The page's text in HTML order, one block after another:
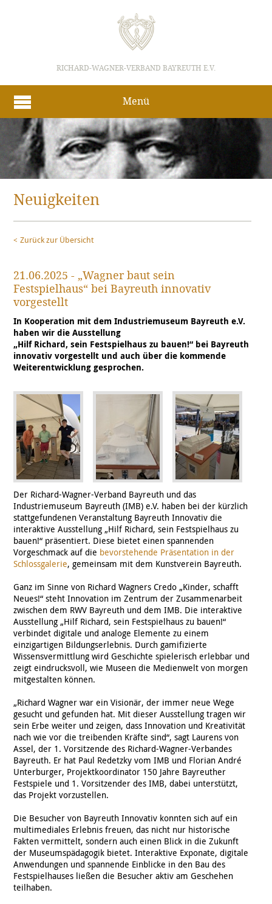
RICHARD-WAGNER-VERBAND BAYREUTH E.V.
Menü
Neuigkeiten
Zurück zur Übersicht
21.06.2025 - „Wagner baut sein
Festspielhaus“ bei Bayreuth innovativ
vorgestellt
In Kooperation mit dem Industriemuseum Bayreuth e.V.
haben wir die Ausstellung
„Hilf Richard, sein Festspielhaus zu bauen!“ bei Bayreuth
innovativ vorgestellt und auch über die kommende
Weiterentwicklung gesprochen.
Der Richard-Wagner-Verband Bayreuth und das
Industriemuseum Bayreuth (IMB) e.V. haben bei der kürzlich
stattgefundenen Veranstaltung Bayreuth Innovativ die
interaktive Ausstellung „Hilf Richard, sein Festspielhaus zu
bauen!“ präsentiert. Diese bietet einen spannenden
Vorgeschmack auf die bevorstehende Präsentation in der
Schlossgalerie, gemeinsam mit dem Kunstverein Bayreuth.
Ganz im Sinne von Richard Wagners Credo „Kinder, schafft
Neues!“ steht Innovation im Zentrum der Zusammenarbeit
zwischen dem RWV Bayreuth und dem IMB. Die interaktive
Ausstellung „Hilf Richard, sein Festspielhaus zu bauen!“
verbindet digitale und analoge Elemente zu einem
einzigartigen Bildungserlebnis. Durch gamifizierte
Wissensvermittlung wird Geschichte spielerisch erlebbar und
zeigt eindrucksvoll, wie Museen die Medienwelt von morgen
mitgestalten können.
„Richard Wagner war ein Visionär, der immer neue Wege
gesucht und gefunden hat. Mit dieser Ausstellung tragen wir
sein Erbe weiter und zeigen, dass Innovation und Kreativität
nach wie vor die treibenden Kräfte sind“, sagt Laurens von
Assel, der 1. Vorsitzende des Richard-Wagner-Verbandes
Bayreuth. Er hat Paul Redetzky vom IMB und Florian André
Unterburger, Projektkoordinator 150 Jahre Bayreuther
Festspiele und 1. Vorsitzender des IMB, dabei unterstützt,
das Projekt vorzustellen.
Die Besucher von Bayreuth Innovativ konnten sich auf ein
multimediales Erlebnis freuen, das nicht nur historische
Fakten vermittelt, sondern auch einen Blick in die Zukunft
der Museumspädagogik bietet. Interaktive Exponate, digitale
Anwendungen und spannende Einblicke in den Bau des
Festspielhauses ließen die Besucher aktiv am Geschehen
teilhaben.